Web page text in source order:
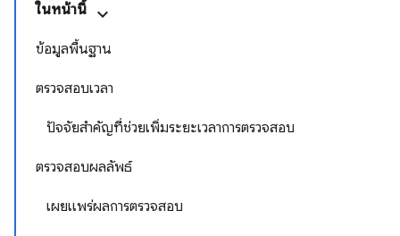
ในหน้านี้
ข้อมูลพื้นฐาน
ตรวจสอบเวลา
ปัจจัยสำคัญที่ช่วยเพิ่มระยะเวลาการตรวจสอบ
ตรวจสอบผลลัพธ์
เผยแพร่ผลการตรวจสอบ